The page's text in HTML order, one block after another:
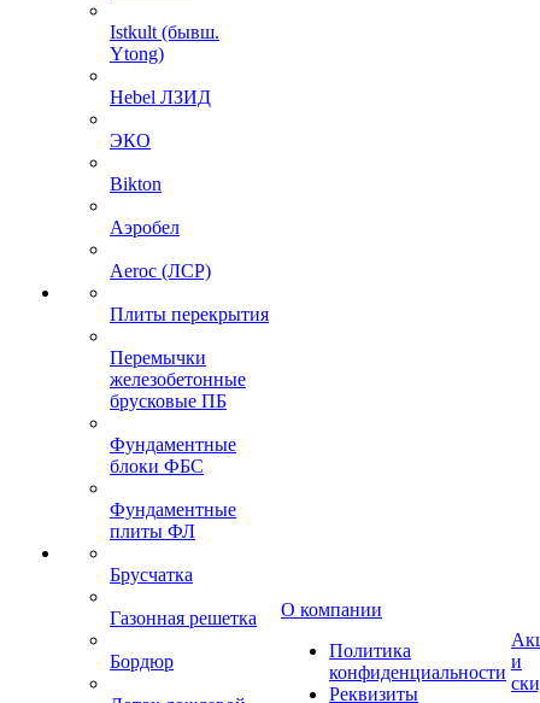
Istkult (бывш.
Ytong)
Hebel ЛЗИД
ЭКО
Bikton
Аэробел
Aeroc (ЛСР)
Плиты перекрытия
Перемычки
железобетонные
брусковые ПБ
Фундаментные
блоки ФБС
Фундаментные
плиты ФЛ
Брусчатка
Газонная решетка
Бордюр
О компании
Политика
конфиденциальности
Реквизиты
и